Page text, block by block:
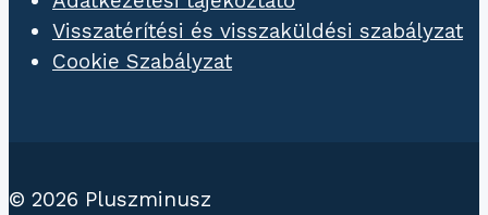
Visszatérítési és visszaküldési szabályzat
Cookie Szabályzat
© 2026 Pluszminusz